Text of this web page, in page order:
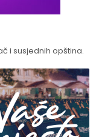
i susjednih opština.